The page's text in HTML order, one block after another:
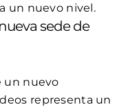
un nuevo nivel.
sede de
un nuevo
representa un